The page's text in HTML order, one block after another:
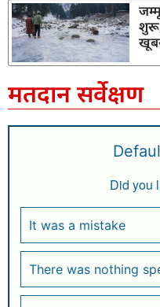
मतदान सर्वेक्षण
Did you
It was a mistake
There was nothing